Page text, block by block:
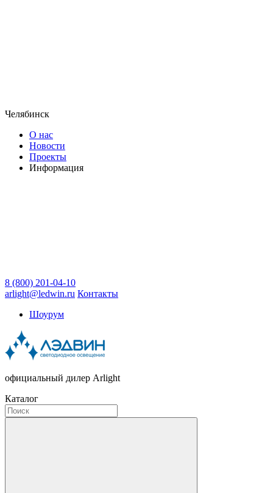
Челябинск
О нас
Новости
Проекты
Информация
8 (800) 201-04-10
arlight@ledwin.ru Контакты
Шоурум
официальный дилер Arlight
Каталог